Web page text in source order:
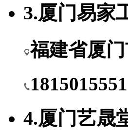
3.厦门易家
福建省厦
4.厦门艺晟